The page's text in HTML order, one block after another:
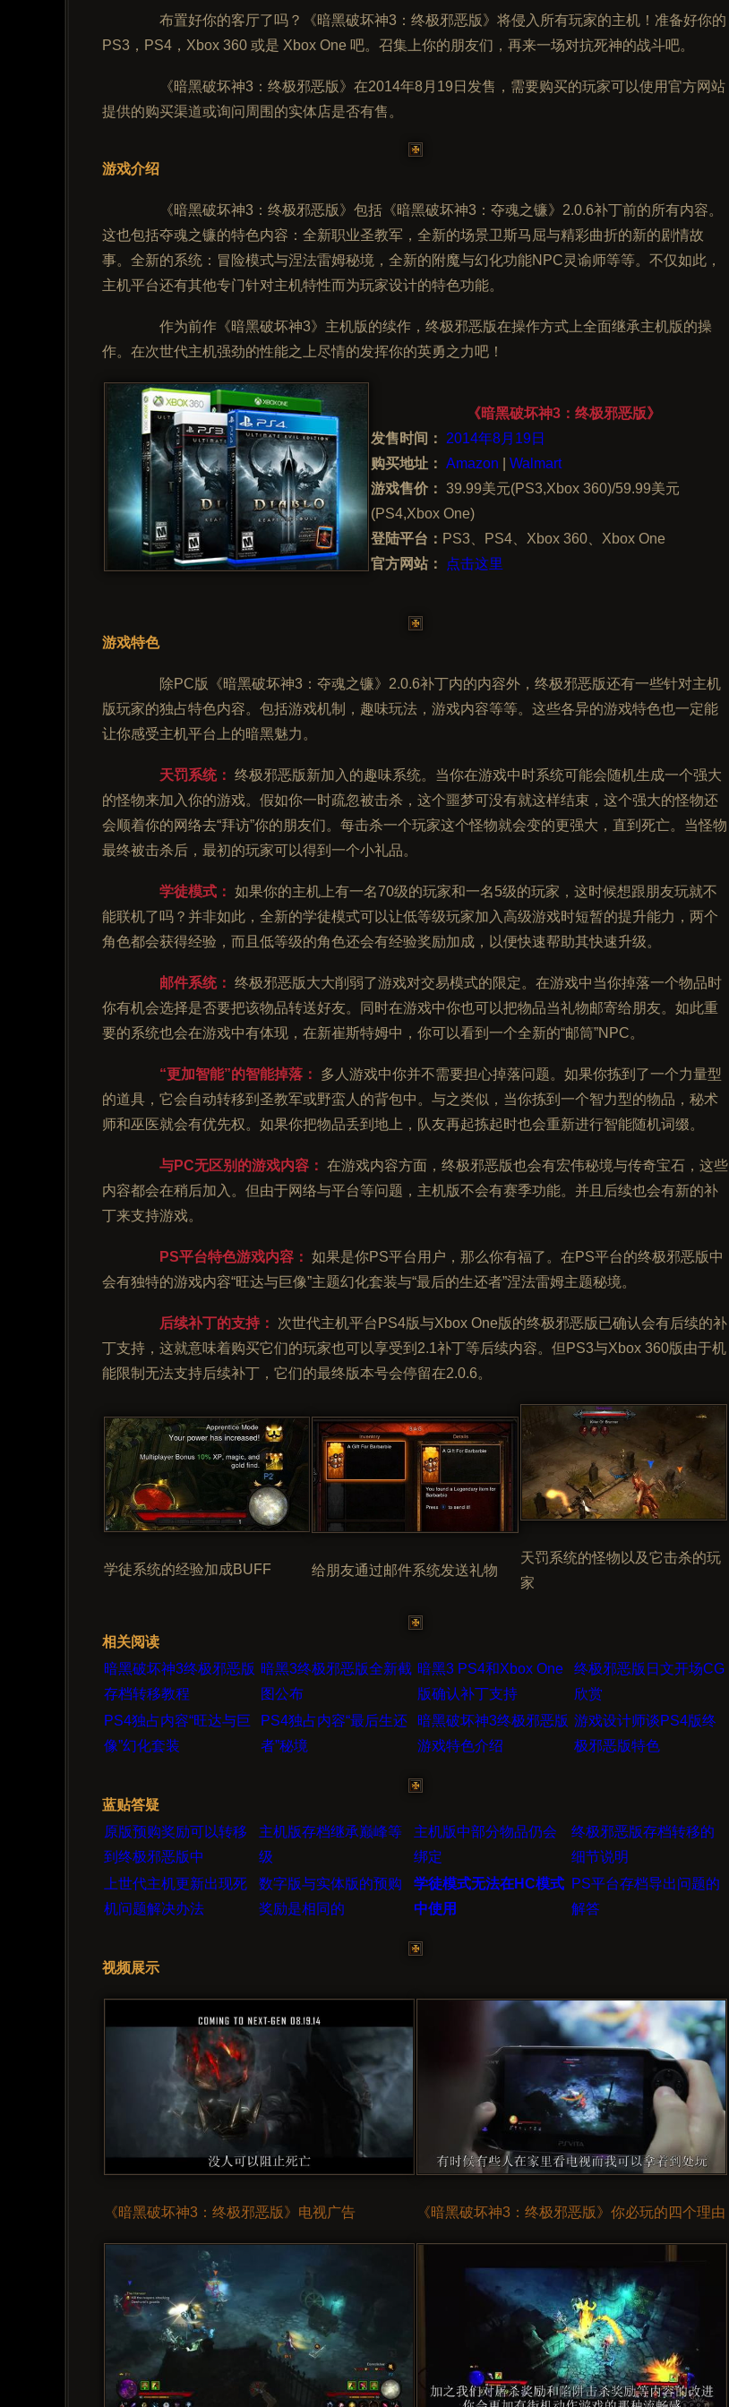
布置好你的客厅了吗？《暗黑破坏神3：终极邪恶版》将侵入所有玩家的主机！准备好你的
PS3，PS4，Xbox 360 或是 Xbox One 吧。召集上你的朋友们，再来一场对抗死神的战斗吧。
《暗黑破坏神3：终极邪恶版》在2014年8月19日发售，需要购买的玩家可以使用官方网站
提供的购买渠道或询问周围的实体店是否有售。
游戏介绍
《暗黑破坏神3：终极邪恶版》包括《暗黑破坏神3：夺魂之镰》2.0.6补丁前的所有内容。
这也包括夺魂之镰的特色内容：全新职业圣教军，全新的场景卫斯马屈与精彩曲折的新的剧情故
事。全新的系统：冒险模式与涅法雷姆秘境，全新的附魔与幻化功能NPC灵谕师等等。不仅如此，
主机平台还有其他专门针对主机特性而为玩家设计的特色功能。
作为前作《暗黑破坏神3》主机版的续作，终极邪恶版在操作方式上全面继承主机版的操
作。在次世代主机强劲的性能之上尽情的发挥你的英勇之力吧！
《暗黑破坏神3：终极邪恶版》
发售时间：
2014年8月19日
购买地址： Amazon
Walmart
游戏售价： 39.99美元(PS3,Xbox 360)/59.99美元
(PS4,Xbox One)
登陆平台： PS3、PS4、Xbox 360、Xbox One
官方网站：
点击这里
游戏特色
除PC版《暗黑破坏神3：夺魂之镰》2.0.6补丁内的内容外，终极邪恶版还有一些针对主机
版玩家的独占特色内容。包括游戏机制，趣味玩法，游戏内容等等。这些各异的游戏特色也一定能
让你感受主机平台上的暗黑魅力。
天罚系统： 终极邪恶版新加入的趣味系统。当你在游戏中时系统可能会随机生成一个强大
的怪物来加入你的游戏。假如你一时疏忽被击杀，这个噩梦可没有就这样结束，这个强大的怪物还
会顺着你的网络去“拜访”你的朋友们。每击杀一个玩家这个怪物就会变的更强大，直到死亡。当怪物
最终被击杀后，最初的玩家可以得到一个小礼品。
学徒模式： 如果你的主机上有一名70级的玩家和一名5级的玩家，这时候想跟朋友玩就不
能联机了吗？并非如此，全新的学徒模式可以让低等级玩家加入高级游戏时短暂的提升能力，两个
角色都会获得经验，而且低等级的角色还会有经验奖励加成，以便快速帮助其快速升级。
邮件系统： 终极邪恶版大大削弱了游戏对交易模式的限定。在游戏中当你掉落一个物品时
你有机会选择是否要把该物品转送好友。同时在游戏中你也可以把物品当礼物邮寄给朋友。如此重
要的系统也会在游戏中有体现，在新崔斯特姆中，你可以看到一个全新的“邮筒”NPC。
“更加智能”的智能掉落：
多人游戏中你并不需要担心掉落问题。如果你拣到了一个力量型
的道具，它会自动转移到圣教军或野蛮人的背包中。与之类似，当你拣到一个智力型的物品，秘术
师和巫医就会有优先权。如果你把物品丢到地上，队友再起拣起时也会重新进行智能随机词缀。
与PC无区别的游戏内容： 在游戏内容方面，终极邪恶版也会有宏伟秘境与传奇宝石，这些
内容都会在稍后加入。但由于网络与平台等问题，主机版不会有赛季功能。并且后续也会有新的补
丁来支持游戏。
PS平台特色游戏内容： 如果是你PS平台用户，那么你有福了。在PS平台的终极邪恶版中
会有独特的游戏内容“旺达与巨像”主题幻化套装与“最后的生还者”涅法雷姆主题秘境。
后续补丁的支持：
次世代主机平台PS4版与Xbox One版的终极邪恶版已确认会有后续的补
丁支持，这就意味着购买它们的玩家也可以享受到2.1补丁等后续内容。但PS3与Xbox 360版由于机
能限制无法支持后续补丁，它们的最终版本号会停留在2.0.6。
学徒系统的经验加成BUFF 给朋友通过邮件系统发送礼物
天罚系统的怪物以及它击杀的玩
家
相关阅读
暗黑破坏神3终极邪恶版
存档转移教程
暗黑3终极邪恶版全新截
图公布
暗黑3 PS4和Xbox One
版确认补丁支持
终极邪恶版日文开场CG
欣赏
PS4独占内容“旺达与巨
像”幻化套装
PS4独占内容“最后生还
者”秘境
暗黑破坏神3终极邪恶版
游戏特色介绍
游戏设计师谈PS4版终
极邪恶版特色
蓝贴答疑
原版预购奖励可以转移
到终极邪恶版中
主机版存档继承巅峰等
级
主机版中部分物品仍会
绑定
终极邪恶版存档转移的
细节说明
上世代主机更新出现死
机问题解决办法
数字版与实体版的预购
奖励是相同的
学徒模式无法在HC模式
中使用
PS平台存档导出问题的
解答
视频展示
《暗黑破坏神3：终极邪恶版》电视广告 《暗黑破坏神3：终极邪恶版》你必玩的四个理由